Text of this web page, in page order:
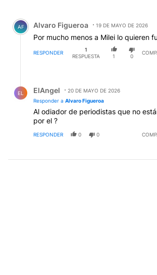
Comentario de Alvaro Figueroa.
AF Alvaro Figueroa 19 DE MAYO DE 2026
Por mucho menos a Milei lo quieren
RESPONDER
1
RESPUESTA
1 0
EL ElAngel
20 DE MAYO DE 2026
Responder a Alvaro Figueroa
Al odiador de periodistas que no
por el ?
RESPONDER 0 0